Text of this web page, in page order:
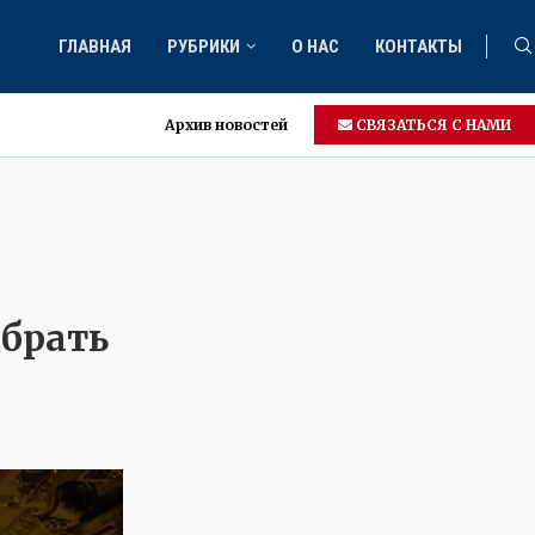
ГЛАВНАЯ РУБРИКИ О НАС КОНТАКТЫ
Архив новостей СВЯЗАТЬСЯ С НАМИ